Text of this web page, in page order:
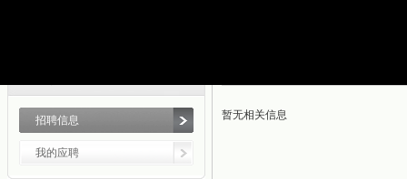
招聘信息
我的应聘
暂无相关信息